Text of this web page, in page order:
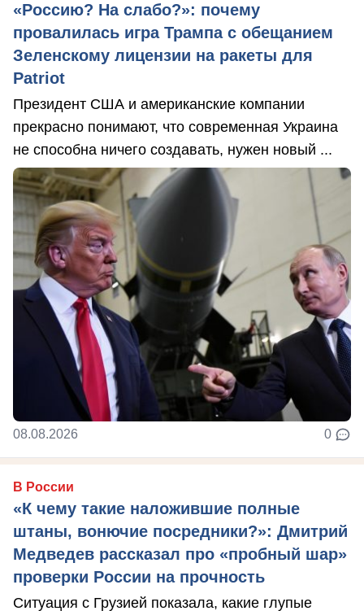
«Россию? На слабо?»: почему
провалилась игра Трампа с обещанием
Зеленскому лицензии на ракеты для
Patriot
Президент США и американские компании
прекрасно понимают, что современная Украина
не способна ничего создавать, нужен новый ...
08.08.2026 0
В России
«К чему такие наложившие полные
штаны, вонючие посредники?»: Дмитрий
Медведев рассказал про «пробный шар»
проверки России на прочность
Ситуация с Грузией показала, какие глупые